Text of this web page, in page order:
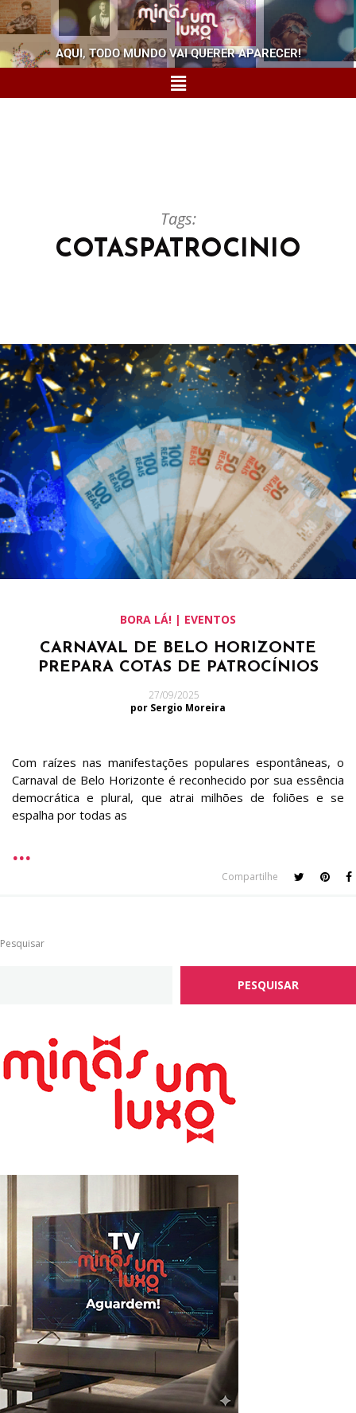
AQUI, TODO MUNDO VAI QUERER APARECER!
Tags:
COTASPATROCINIO
BORA LÁ! | EVENTOS
CARNAVAL DE BELO HORIZONTE
PREPARA COTAS DE PATROCÍNIOS
27/09/2025
por Sergio Moreira
Com raízes nas manifestações populares espontâneas, o
Carnaval de Belo Horizonte é reconhecido por sua essência
democrática e plural, que atrai milhões de foliões e se
espalha por todas as
Compartilhe
Pesquisar
PESQUISAR